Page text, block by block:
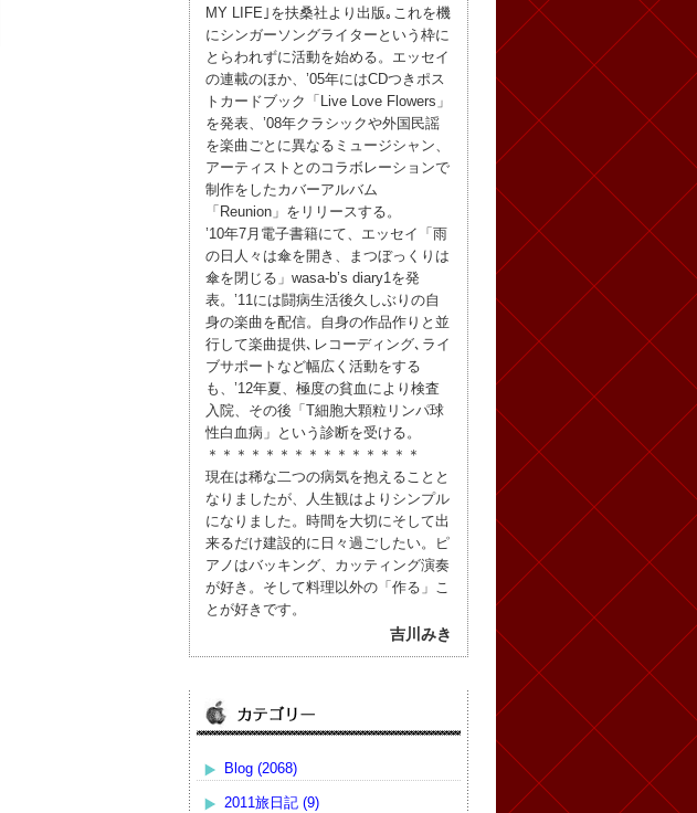
MY LIFE｣を扶桑社より出版｡これを機
にシンガーソングライターという枠に
とらわれずに活動を始める。エッセイ
の連載のほか、’05年にはCDつきポス
トカードブック「Live Love Flowers」
を発表、’08年クラシックや外国民謡
を楽曲ごとに異なるミュージシャン、
アーティストとのコラボレーションで
制作をしたカバーアルバム
「Reunion」をリリースする。
’10年7月電子書籍にて、エッセイ「雨
の日人々は傘を開き、まつぼっくりは
傘を閉じる」wasa-b’s diary1を発
表。’11には闘病生活後久しぶりの自
身の楽曲を配信。自身の作品作りと並
行して楽曲提供､レコーディング､ライ
ブサポートなど幅広く活動をする
も、’12年夏、極度の貧血により検査
入院、その後「T細胞大顆粒リンパ球
性白血病」という診断を受ける。
＊＊＊＊＊＊＊＊＊＊＊＊＊＊＊
現在は稀な二つの病気を抱えることと
なりましたが、人生観はよりシンプル
になりました。時間を大切にそして出
来るだけ建設的に日々過ごしたい。ピ
アノはバッキング、カッティング演奏
が好き。そして料理以外の「作る」こ
とが好きです。
吉川みき
Blog (2068)
2011旅日記 (9)